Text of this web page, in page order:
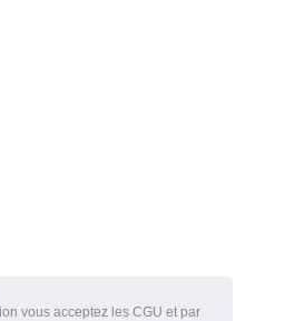
vous acceptez les CGU et par